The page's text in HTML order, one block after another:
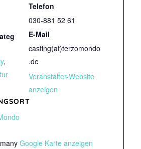
,
Google Karte anzeigen
Telefon
030-881 52 61
E-Mail
casting(at)terzomondo
.de
Veranstalter-Website
anzeigen